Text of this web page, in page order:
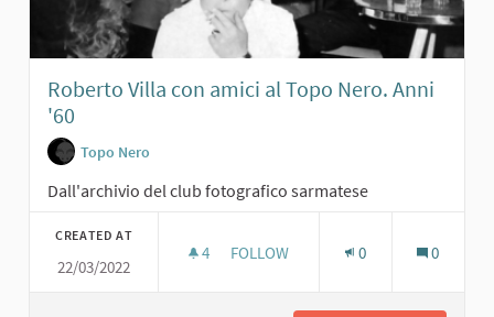
Roberto Villa con amici al Topo Nero. Anni
'60
Topo Nero
Dall'archivio del club fotografico sarmatese
CREATED AT
22/03/2022
4 4 FOLLOWERS
FOLLOW 0 0